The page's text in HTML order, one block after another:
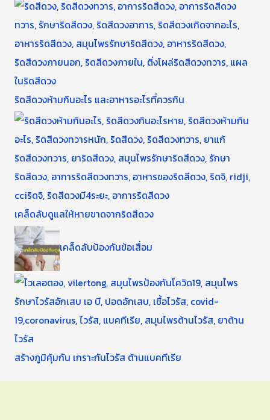
ริดสีดวงห้ามกินอะไร และอาหารอะไรที่ควรกิน
เคล็ดลับดูแลให้หายขาดจากริดสีดวง
เคล็ดลับป้องกันข้อเสื่อม
สร้างภูมิคุ้มกัน เกราะกันไวรัส ต้านแบคทีเรีย